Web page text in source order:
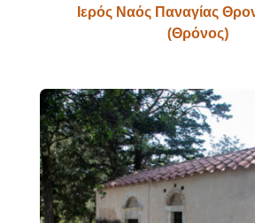
Ιερός Ναός Παναγίας
(Θρόνος)